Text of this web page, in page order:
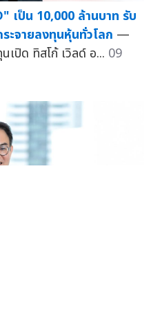
เป็น 10,000 ล้านบาท รับ
ะจายลงทุนหุ้นทั่วโลก —
เปิด ทิสโก้ เวิลด์ อ... 09